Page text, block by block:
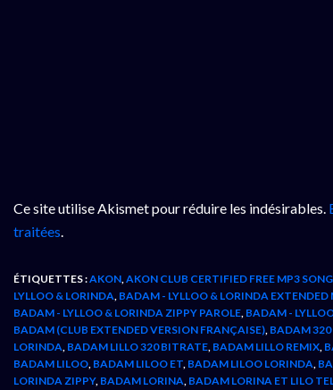
Ce site utilise Akismet pour réduire les indésirables.
traitées.
ÉTIQUETTES :AKON,AKON CLUB CERTIFIED FREE MP3
LYLLOO & LORINDA, BADAM - LYLLOO & LORINDA EXTENDED
BADAM - LYLLOO & LORINDA ZIPPY PAROLE, BADAM -
BADAM (CLUB EXTENDED VERSION FRANÇAISE), BADAM 320
LORINDA, BADAM LILLO 320 BITRATE, BADAM LILLO REMIX,
BADAM LILOO, BADAM LILOO ET, BADAM LILOO LORINDA,
LORINDA ZIPPY, BADAM LORINA, BADAM LORINA ET LILO